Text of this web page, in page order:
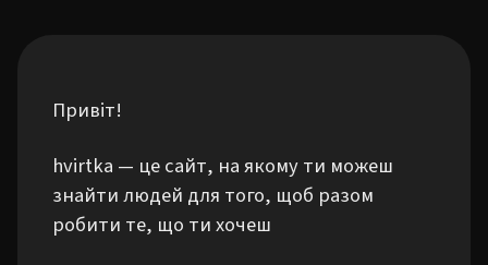
Привіт!
hvirtka — це сайт, на якому ти можеш
знайти людей для того, щоб разом
робити те, що ти хочеш